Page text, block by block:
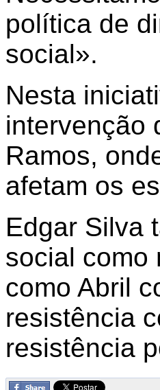
política de
social».
Nesta
intervenção
Ramos,
afetam os
Edgar Silva
social como
como Abril
resistência
resistência